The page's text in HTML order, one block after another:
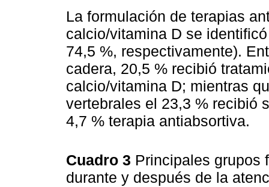
La formulación de terapias
calcio/vitamina D se
74,5 %, respectivamente).
cadera, 20,5 % recibió
calcio/vitamina D; mientras
vertebrales el 23,3 % recibió
4,7 % terapia antiabsortiva.
Cuadro 3 Principales grupos
durante y después de la